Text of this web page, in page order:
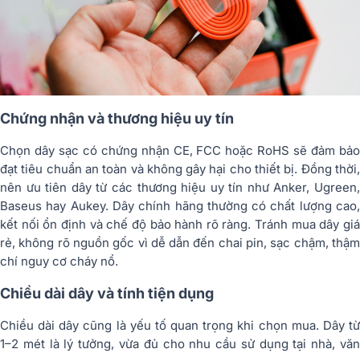
Chứng nhận và thương hiệu uy tín
Chọn dây sạc có chứng nhận CE, FCC hoặc RoHS sẽ đảm bảo
đạt tiêu chuẩn an toàn và không gây hại cho thiết bị. Đồng thời,
nên ưu tiên dây từ các thương hiệu uy tín như Anker, Ugreen,
Baseus hay Aukey. Dây chính hãng thường có chất lượng cao,
kết nối ổn định và chế độ bảo hành rõ ràng. Tránh mua dây giá
rẻ, không rõ nguồn gốc vì dễ dẫn đến chai pin, sạc chậm, thậm
chí nguy cơ cháy nổ.
Chiều dài dây và tính tiện dụng
Chiều dài dây cũng là yếu tố quan trọng khi chọn mua. Dây từ
1–2 mét là lý tưởng, vừa đủ cho nhu cầu sử dụng tại nhà, văn